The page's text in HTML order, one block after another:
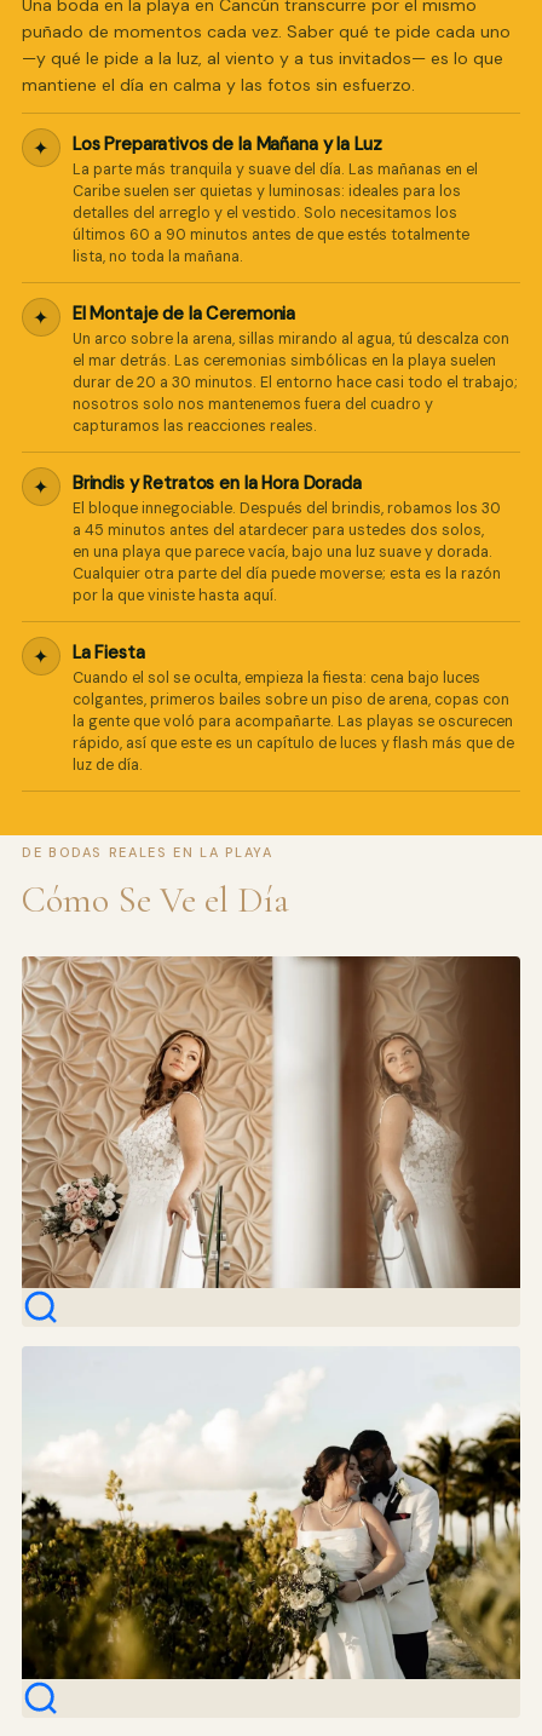
puñado de momentos cada vez. Saber qué te pide cada uno
—y qué le pide a la luz, al viento y a tus invitados— es lo que
mantiene el día en calma y las fotos sin esfuerzo.
✦ Los Preparativos de la Mañana y la Luz
La parte más tranquila y suave del día. Las mañanas en el
Caribe suelen ser quietas y luminosas: ideales para los
detalles del arreglo y el vestido. Solo necesitamos los
últimos 60 a 90 minutos antes de que estés totalmente
lista, no toda la mañana.
✦ El Montaje de la Ceremonia
Un arco sobre la arena, sillas mirando al agua, tú descalza con
el mar detrás. Las ceremonias simbólicas en la playa suelen
durar de 20 a 30 minutos. El entorno hace casi todo el trabajo;
nosotros solo nos mantenemos fuera del cuadro y
capturamos las reacciones reales.
✦ Brindis y Retratos en la Hora Dorada
El bloque innegociable. Después del brindis, robamos los 30
a 45 minutos antes del atardecer para ustedes dos solos,
en una playa que parece vacía, bajo una luz suave y dorada.
Cualquier otra parte del día puede moverse; esta es la razón
por la que viniste hasta aquí.
✦ La Fiesta
Cuando el sol se oculta, empieza la fiesta: cena bajo luces
colgantes, primeros bailes sobre un piso de arena, copas con
la gente que voló para acompañarte. Las playas se oscurecen
rápido, así que este es un capítulo de luces y flash más que de
luz de día.
DE BODAS REALES EN LA PLAYA
Cómo Se Ve el Día
Pro Art Photographers
Respondemos en minutos